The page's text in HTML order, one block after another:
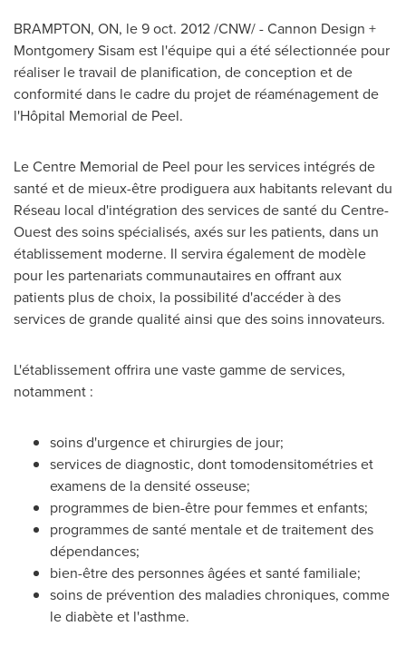
BRAMPTON, ON, le9 oct. 2012/CNW/ - Cannon Design +
Montgomery Sisam est l'équipe qui a été sélectionnée pour
réaliser le travail de planification, de conception et de
conformité dans le cadre du projet de réaménagement de
l'Hôpital Memorial de Peel.
Le Centre Memorial de Peel pour les services intégrés de
santé et de mieux-être prodiguera aux habitants relevant du
Réseau local d'intégration des services de santé du Centre-
Ouest des soins spécialisés, axés sur les patients, dans un
établissement moderne. Il servira également de modèle
pour les partenariats communautaires en offrant aux
patients plus de choix, la possibilité d'accéder à des
services de grande qualité ainsi que des soins innovateurs.
L'établissement offrira une vaste gamme de services,
notamment :
soins d'urgence et chirurgies de jour;
services de diagnostic, dont tomodensitométries et
examens de la densité osseuse;
programmes de bien-être pour femmes et enfants;
programmes de santé mentale et de traitement des
dépendances;
bien-être des personnes âgées et santé familiale;
soins de prévention des maladies chroniques, comme
le diabète et l'asthme.